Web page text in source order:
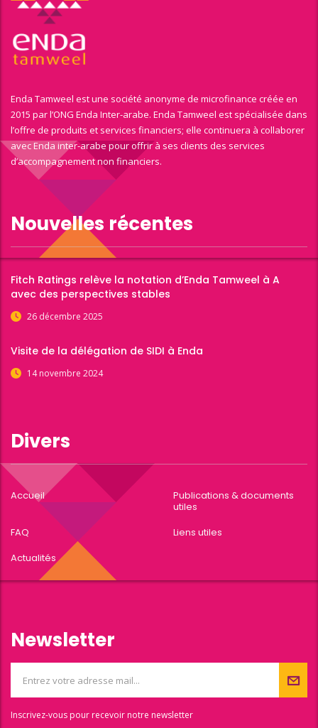
Enda Tamweel est une société anonyme de microfinance créée en
2015 par l’ONG Enda Inter-arabe. Enda Tamweel est spécialisée dans
l’offre de produits et services financiers; elle continuera à collaborer
avec Enda inter-arabe pour offrir à ses clients des services
d’accompagnement non financiers.
Nouvelles récentes
Fitch Ratings relève la notation d’Enda Tamweel à A
avec des perspectives stables
26 décembre 2025
Visite de la délégation de SIDI à Enda
14 novembre 2024
Divers
Accueil
Publications & documents
utiles
FAQ
Liens utiles
Actualités
Newsletter
Inscrivez-vous pour recevoir notre newsletter